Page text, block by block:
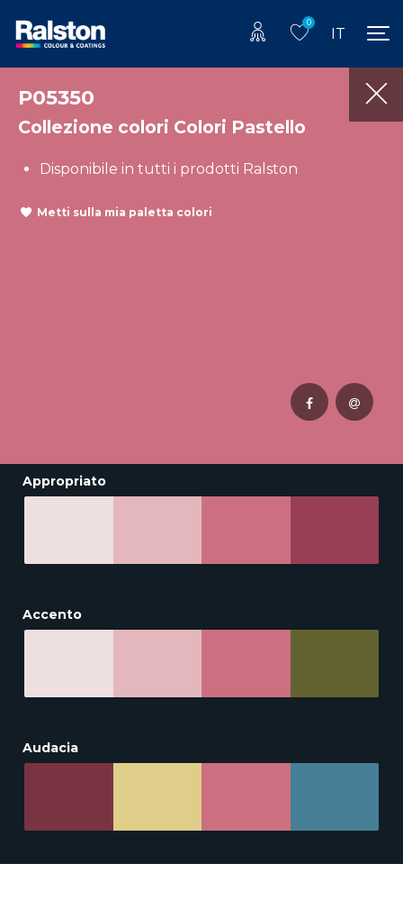
0
IT
P05350
Collezione colori Colori Pastello
Disponibile in tutti i prodotti Ralston
Metti sulla mia paletta colori
Appropriato
Accento
Audacia